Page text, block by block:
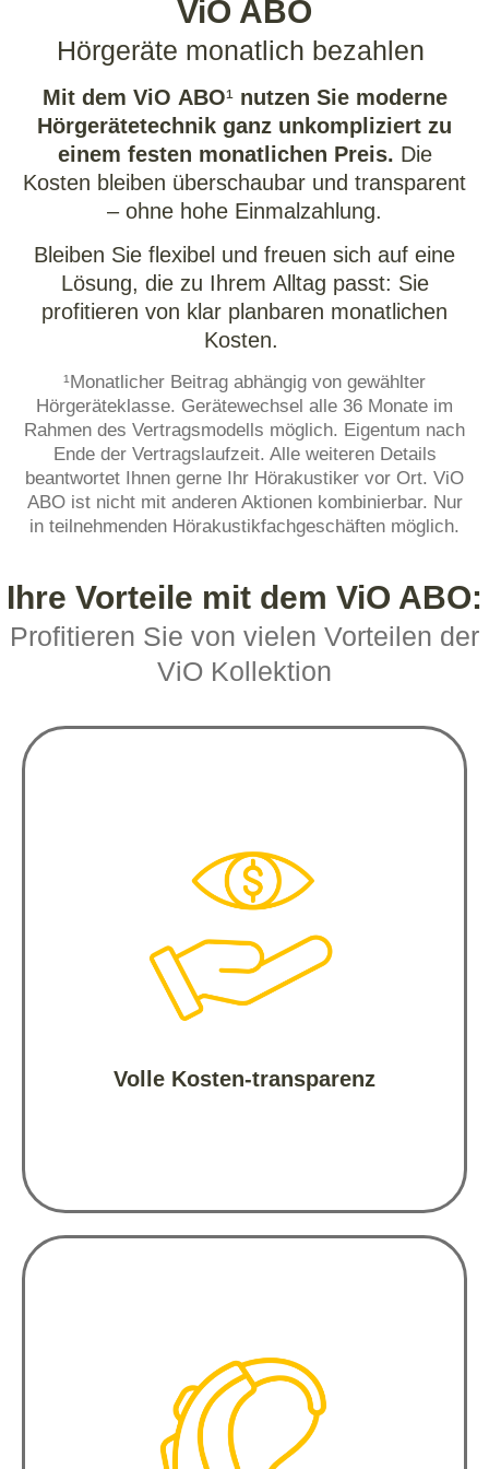
ViO ABO
Hörgeräte monatlich bezahlen
Mit dem ViO ABO¹ nutzen Sie moderne
Hörgerätetechnik ganz unkompliziert zu
einem festen monatlichen Preis. Die
Kosten bleiben überschaubar und transparent
– ohne hohe Einmalzahlung.
Bleiben Sie flexibel und freuen sich auf eine
Lösung, die zu Ihrem Alltag passt: Sie
profitieren von klar planbaren monatlichen
Kosten.
¹Monatlicher Beitrag abhängig von gewählter
Hörgeräteklasse. Gerätewechsel alle 36 Monate im
Rahmen des Vertragsmodells möglich. Eigentum nach
Ende der Vertragslaufzeit. Alle weiteren Details
beantwortet Ihnen gerne Ihr Hörakustiker vor Ort. ViO
ABO ist nicht mit anderen Aktionen kombinierbar. Nur
in teilnehmenden Hörakustikfachgeschäften möglich.
Ihre Vorteile mit dem ViO ABO:
Profitieren Sie von vielen Vorteilen der
ViO Kollektion
Volle Kosten-transparenz
Volle Kostentransparenz:
Fester Monatsbetrag, keine weiteren
Kosten.
Moderne Hörgeräte: